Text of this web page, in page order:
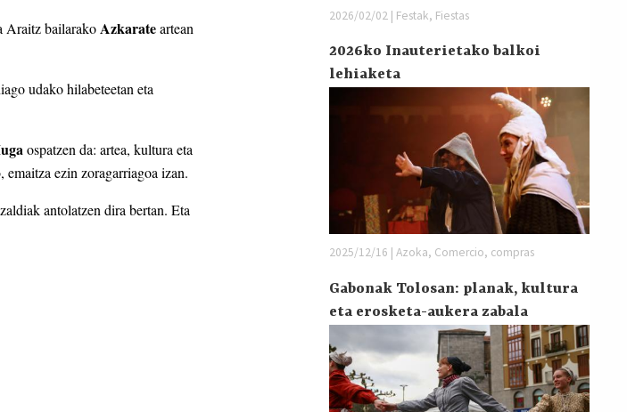
Araitz bailarako Azkarateartean
udako hilabeteetan eta
ospatzen da: artea, kultura eta
ezin zoragarriagoa izan.
antolatzen dira bertan. Eta
2026/02/02 | Festak, Fiestas
2026ko Inauterietako balkoi
lehiaketa
2025/12/16 | Azoka, Comercio, compras
Gabonak Tolosan: planak, kultura
eta erosketa-aukera zabala